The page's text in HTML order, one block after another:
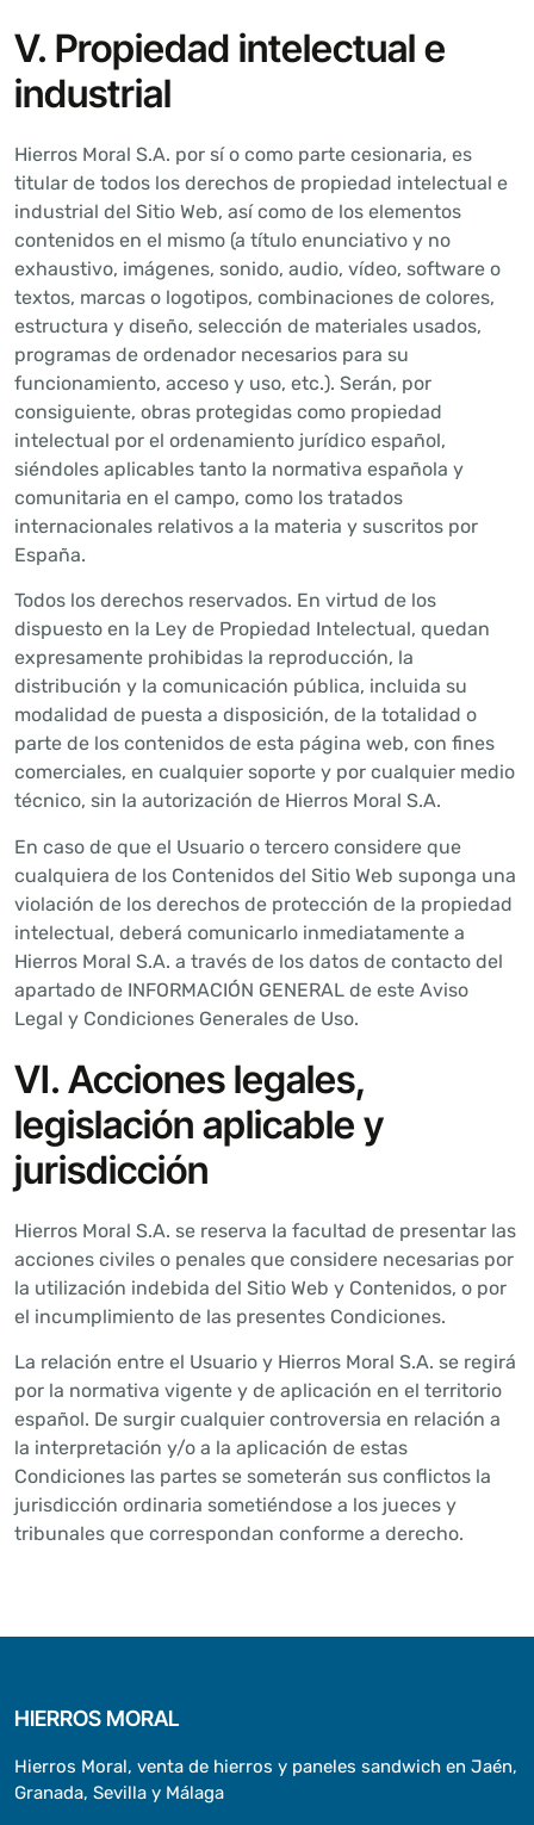
V. Propiedad intelectual e
industrial
Hierros Moral S.A. por sí o como parte cesionaria, es
titular de todos los derechos de propiedad intelectual e
industrial del Sitio Web, así como de los elementos
contenidos en el mismo (a título enunciativo y no
exhaustivo, imágenes, sonido, audio, vídeo, software o
textos, marcas o logotipos, combinaciones de colores,
estructura y diseño, selección de materiales usados,
programas de ordenador necesarios para su
funcionamiento, acceso y uso, etc.). Serán, por
consiguiente, obras protegidas como propiedad
intelectual por el ordenamiento jurídico español,
siéndoles aplicables tanto la normativa española y
comunitaria en el campo, como los tratados
internacionales relativos a la materia y suscritos por
España.
Todos los derechos reservados. En virtud de los
dispuesto en la Ley de Propiedad Intelectual, quedan
expresamente prohibidas la reproducción, la
distribución y la comunicación pública, incluida su
modalidad de puesta a disposición, de la totalidad o
parte de los contenidos de esta página web, con fines
comerciales, en cualquier soporte y por cualquier medio
técnico, sin la autorización de Hierros Moral S.A.
En caso de que el Usuario o tercero considere que
cualquiera de los Contenidos del Sitio Web suponga una
violación de los derechos de protección de la propiedad
intelectual, deberá comunicarlo inmediatamente a
Hierros Moral S.A. a través de los datos de contacto del
apartado de INFORMACIÓN GENERAL de este Aviso
Legal y Condiciones Generales de Uso.
VI. Acciones legales,
legislación aplicable y
jurisdicción
Hierros Moral S.A. se reserva la facultad de presentar las
acciones civiles o penales que considere necesarias por
la utilización indebida del Sitio Web y Contenidos, o por
el incumplimiento de las presentes Condiciones.
La relación entre el Usuario y Hierros Moral S.A. se regirá
por la normativa vigente y de aplicación en el territorio
español. De surgir cualquier controversia en relación a
la interpretación y/o a la aplicación de estas
Condiciones las partes se someterán sus conflictos la
jurisdicción ordinaria sometiéndose a los jueces y
tribunales que correspondan conforme a derecho.
HIERROS MORAL
Hierros Moral, venta de hierros y paneles sandwich en Jaén,
Granada, Sevilla y Málaga